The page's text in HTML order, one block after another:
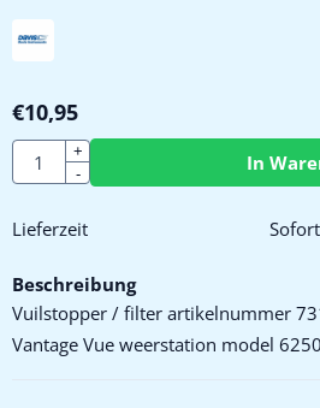
€10,95
Anzahl
+
-
In
Lieferzeit
Beschreibung
Vuilstopper / filter artikelnummer
Vantage Vue weerstation model